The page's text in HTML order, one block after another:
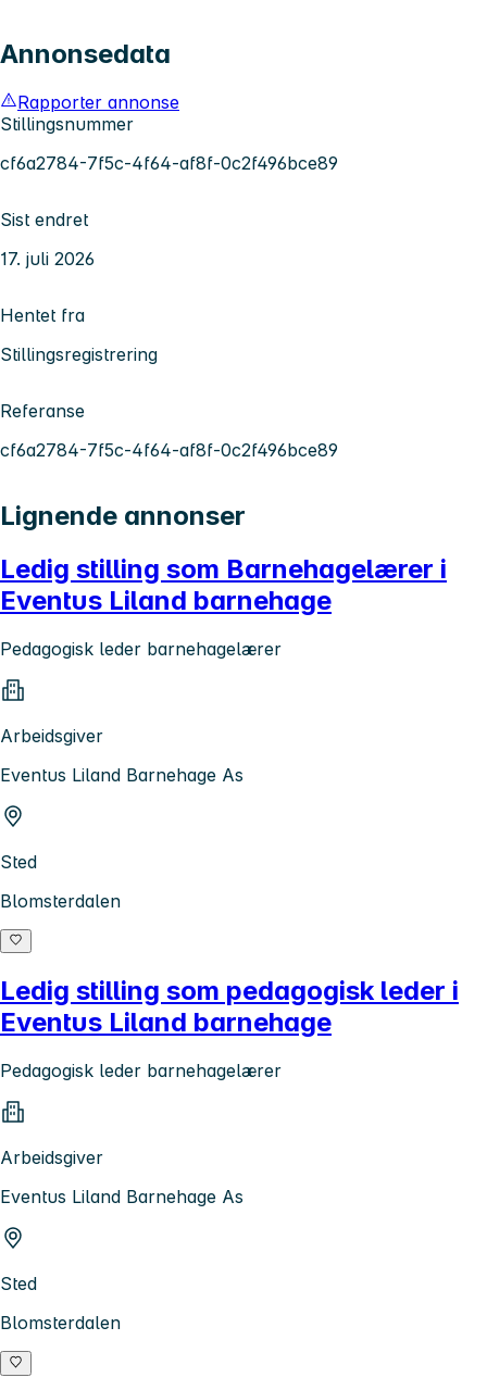
Annonsedata
Rapporter annonse
Stillingsnummer
cf6a2784-7f5c-4f64-af8f-0c2f496bce89
Sist endret
17. juli 2026
Hentet fra
Stillingsregistrering
Referanse
cf6a2784-7f5c-4f64-af8f-0c2f496bce89
Lignende annonser
Ledig stilling som Barnehagelærer i
Eventus Liland barnehage
Pedagogisk leder barnehagelærer
Arbeidsgiver
Eventus Liland Barnehage As
Sted
Blomsterdalen
Ledig stilling som pedagogisk leder i
Eventus Liland barnehage
Pedagogisk leder barnehagelærer
Arbeidsgiver
Eventus Liland Barnehage As
Sted
Blomsterdalen